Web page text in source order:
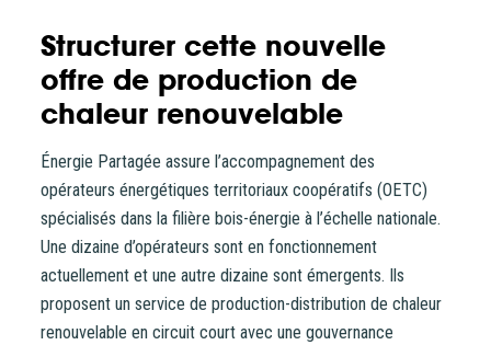
Structurer cette nouvelle
offre de production de
chaleur renouvelable
Énergie Partagée assure l’accompagnement des
opérateurs énergétiques territoriaux coopératifs (OETC)
spécialisés dans la filière bois-énergie à l’échelle nationale.
Une dizaine d’opérateurs sont en fonctionnement
actuellement et une autre dizaine sont émergents. Ils
proposent un service de production-distribution de chaleur
renouvelable en circuit court avec une gouvernance